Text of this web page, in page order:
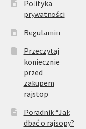
Polityka
prywatności
Regulamin
Przeczytaj
koniecznie
przed
zakupem
rajstop
Poradnik “Jak
dbać o rajsopy?